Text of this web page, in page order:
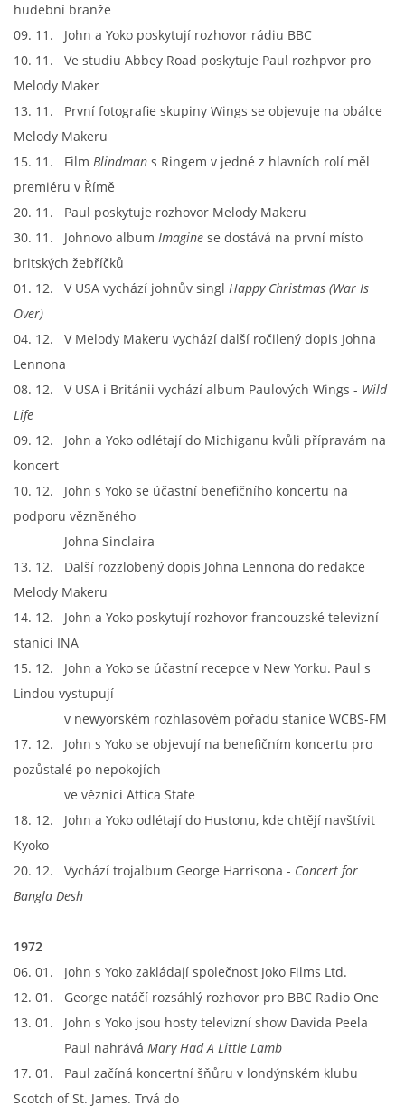
JMENNÝ SLOVNÍK
AUKCE BEATLESOVSKÝCH PŘEDMĚTŮ
ZDROJE
DISKUZE
KNIHA NÁVŠTĚV
hudební branže
09. 11. John a Yoko poskytují rozhovor rádiu BBC
10. 11. Ve studiu Abbey Road poskytuje Paul rozhpvor pro
Melody Maker
13. 11. První fotografie skupiny Wings se objevuje na obálce
Melody Makeru
15. 11. Film Blindman s Ringem v jedné z hlavních rolí měl
premiéru v Římě
20. 11. Paul poskytuje rozhovor Melody Makeru
30. 11. Johnovo album Imagine se dostává na první místo
britských žebříčků
01. 12. V USA vychází johnův singl Happy Christmas (War Is
Over)
04. 12. V Melody Makeru vychází další ročilený dopis Johna
Lennona
08. 12. V USA i Británii vychází album Paulových Wings - Wild
Life
09. 12. John a Yoko odlétají do Michiganu kvůli přípravám na
koncert
10. 12. John s Yoko se účastní benefičního koncertu na
podporu vězněného
Johna Sinclaira
13. 12. Další rozzlobený dopis Johna Lennona do redakce
Melody Makeru
14. 12. John a Yoko poskytují rozhovor francouzské televizní
stanici INA
15. 12. John a Yoko se účastní recepce v New Yorku. Paul s
Lindou vystupují
v newyorském rozhlasovém pořadu stanice WCBS-FM
17. 12. John s Yoko se objevují na benefičním koncertu pro
pozůstalé po nepokojích
ve věznici Attica State
18. 12. John a Yoko odlétají do Hustonu, kde chtějí navštívit
Kyoko
20. 12. Vychází trojalbum George Harrisona - Concert for
Bangla Desh
1972
06. 01. John s Yoko zakládají společnost Joko Films Ltd.
12. 01. George natáčí rozsáhlý rozhovor pro BBC Radio One
13. 01. John s Yoko jsou hosty televizní show Davida Peela
Paul nahrává Mary Had A Little Lamb
17. 01. Paul začíná koncertní šňůru v londýnském klubu
Scotch of St. James. Trvá do